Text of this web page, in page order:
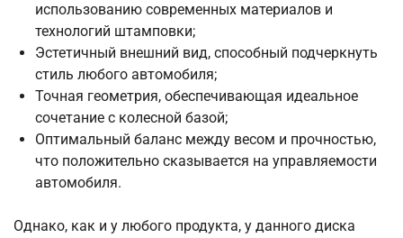
использованию современных материалов и
технологий штамповки;
Эстетичный внешний вид, способный подчеркнуть
стиль любого автомобиля;
Точная геометрия, обеспечивающая идеальное
сочетание с колесной базой;
Оптимальный баланс между весом и прочностью,
что положительно сказывается на управляемости
автомобиля.
Однако, как и у любого продукта, у данного диска